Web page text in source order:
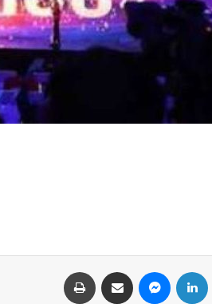
لينكدإن ماسنجر مشاركة عبر البريد